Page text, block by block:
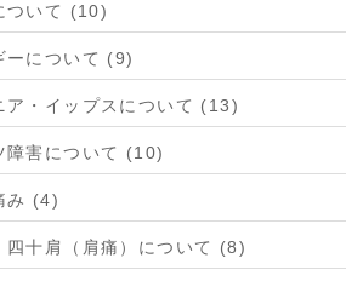
ついて (10)
ーについて (9)
ア・イップスについて (13)
障害について (10)
み (4)
四十肩（肩痛）について (8)